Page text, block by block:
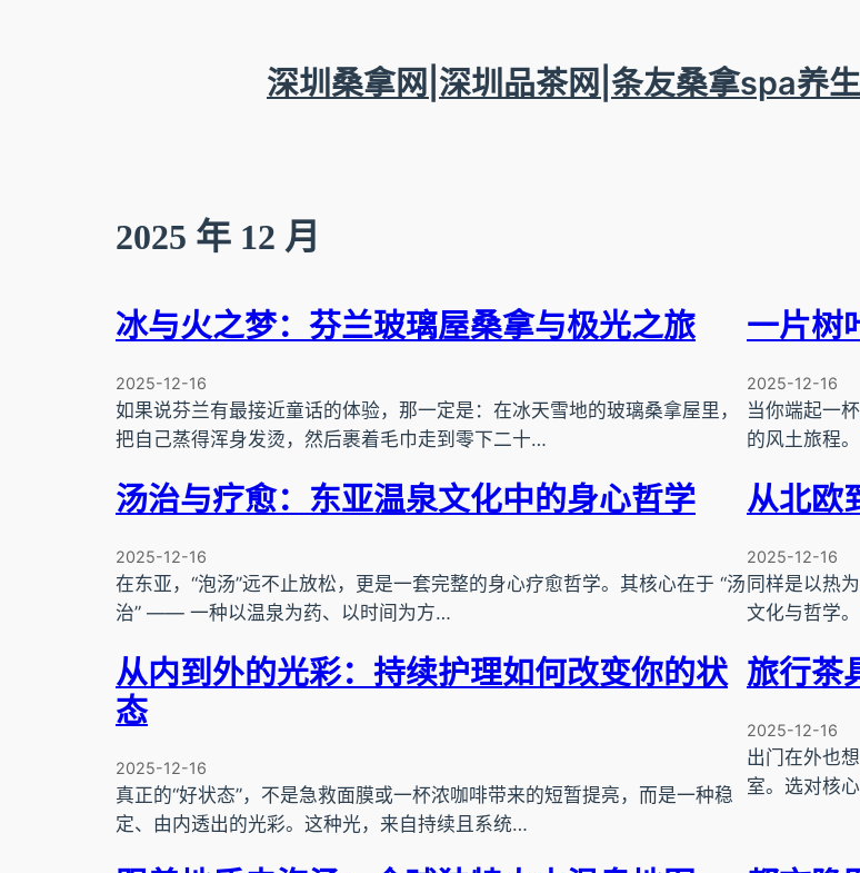
深圳桑拿网|深圳品茶网|条友桑拿spa养
2025 年 12 月
冰与火之梦：芬兰玻璃屋桑拿与极光之旅
2025-12-16
如果说芬兰有最接近童话的体验，那一定是：在冰天雪地的玻璃桑拿屋里，
把自己蒸得浑身发烫，然后裹着毛巾走到零下二十…
一片树
2025-12-16
当你端起一
的风土旅程。
汤治与疗愈：东亚温泉文化中的身心哲学
2025-12-16
在东亚，“泡汤”远不止放松，更是一套完整的身心疗愈哲学。其核心在于 “汤
治” —— 一种以温泉为药、以时间为方…
从北欧
2025-12-16
同样是以热
文化与哲学。
从内到外的光彩：持续护理如何改变你的状
态
2025-12-16
真正的“好状态”，不是急救面膜或一杯浓咖啡带来的短暂提亮，而是一种稳
定、由内透出的光彩。这种光，来自持续且系统…
旅行茶
2025-12-16
出门在外也
室。选对核